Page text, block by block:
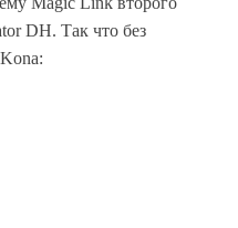
DH. Так что без